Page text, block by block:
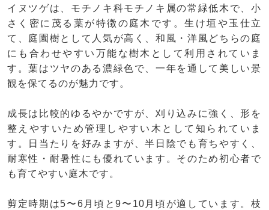
イヌツゲは、モチノキ科モチノキ属の常緑低木で、小
さく密に茂る葉が特徴の庭木です。生け垣や玉仕立
て、庭園樹として人気が高く、和風・洋風どちらの庭
にも合わせやすい万能な樹木として利用されていま
す。葉はツヤのある濃緑色で、一年を通して美しい景
観を保てるのが魅力です。
成長は比較的ゆるやかですが、刈り込みに強く、形を
整えやすいため管理しやすい木として知られていま
す。日当たりを好みますが、半日陰でも育ちやすく、
耐寒性・耐暑性にも優れています。そのため初心者で
も育てやすい庭木です。
剪定時期は5〜6月頃と9〜10月頃が適しています。枝